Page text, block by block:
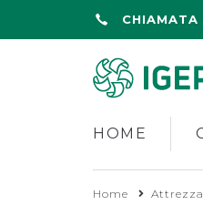
CHIAMATA
HOME
Home